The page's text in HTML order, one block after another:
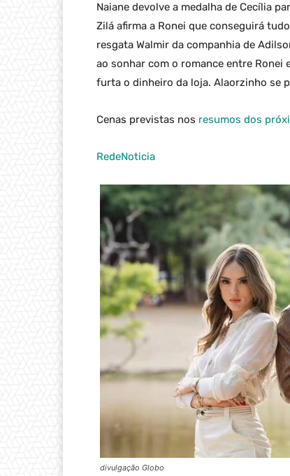
Naiane devolve a medalha de Cecília
Zilá afirma a Ronei que conseguirá
resgata Walmir da companhia de
ao sonhar com o romance entre Ronei
furta o dinheiro da loja. Alaorzinho se
Cenas previstas nos resumos dos
RedeNoticia
divulgação Globo